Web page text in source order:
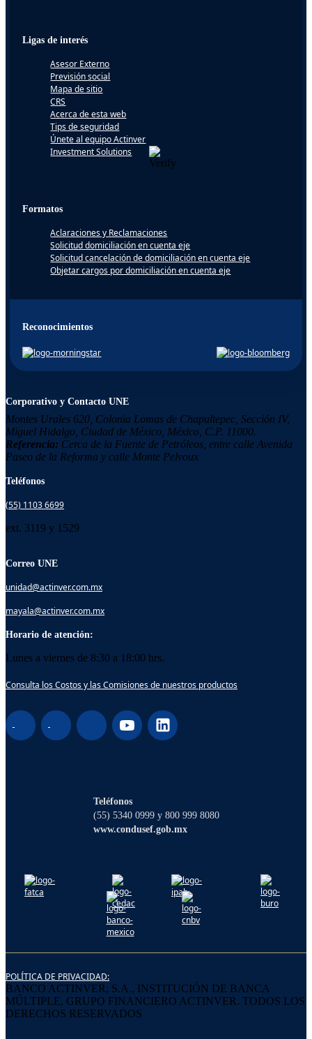
Ligas de interés
Asesor Externo
Previsión social
Mapa de sitio
CRS
Acerca de esta web
Tips de seguridad
Únete al equipo Actinver
Investment Solutions
Formatos
Aclaraciones y Reclamaciones
Solicitud domiciliación en cuenta eje
Solicitud cancelación de domiciliación en cuenta eje
Objetar cargos por domiciliación en cuenta eje
Reconocimientos
Corporativo y Contacto UNE
Montes Urales 620, Colonia Lomas de Chapultepec, Sección IV,
Miguel Hidalgo, Ciudad de México, México, C.P. 11000.
Referencia: Cerca de la Fuente de Petróleos, entre calle Avenida
Paseo de la Reforma y calle Monte Pelvoux
Teléfonos
(55) 1103 6699
ext. 3119 y 1529
Correo UNE
unidad@actinver.com.mx
mayala@actinver.com.mx
Horario de atención:
Lunes a viernes de 8:30 a 18:00 hrs.
Consulta los Costos y las Comisiones de nuestros productos
Teléfonos
(55) 5340 0999 y 800 999 8080
www.condusef.gob.mx
POLÍTICA DE PRIVACIDAD:
BANCO ACTINVER, S.A., INSTITUCIÓN DE BANCA
MÚLTIPLE, GRUPO FINANCIERO ACTINVER. TODOS LOS
DERECHOS RESERVADOS